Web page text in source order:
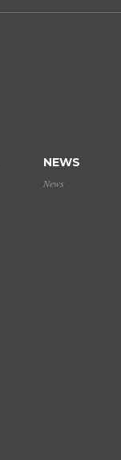
NEWS
News